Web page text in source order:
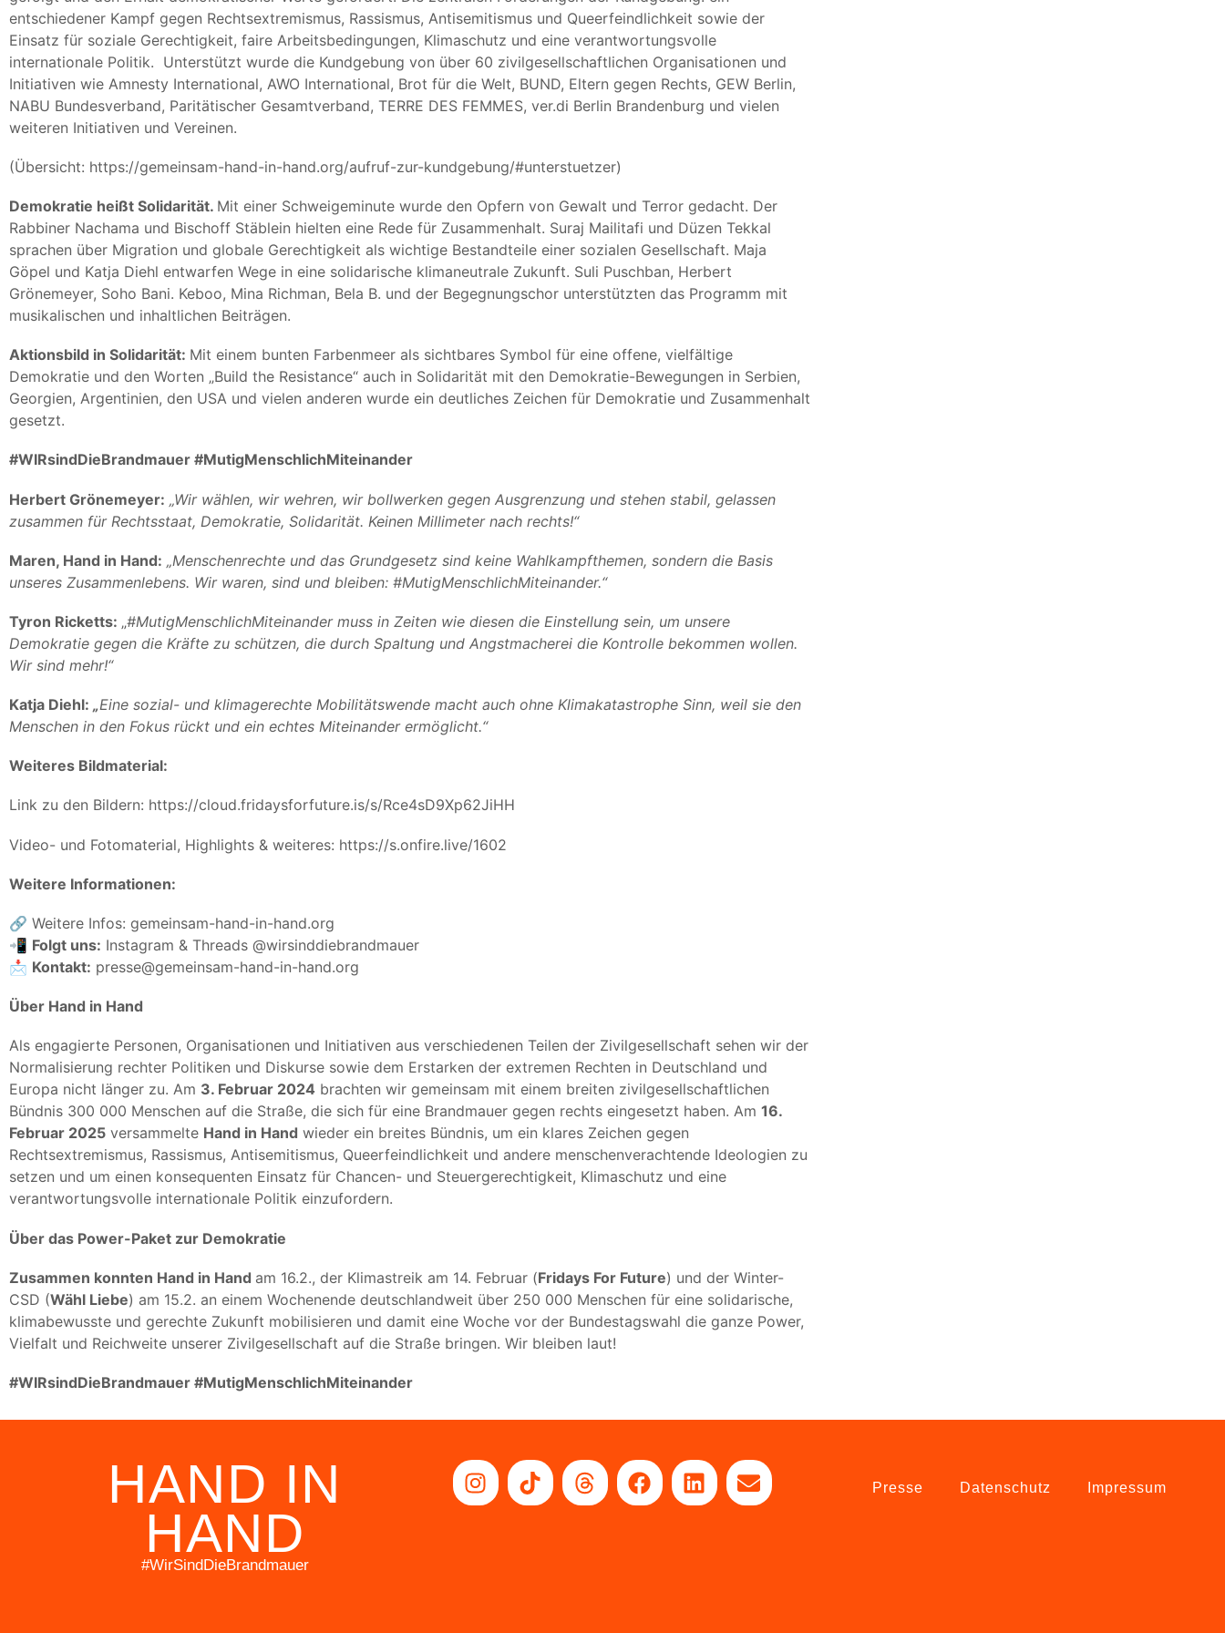
entschiedener Kampf gegen Rechtsextremismus, Rassismus, Antisemitismus und Queerfeindlichkeit sowie der
Einsatz für soziale Gerechtigkeit, faire Arbeitsbedingungen, Klimaschutz und eine verantwortungsvolle
internationale Politik. Unterstützt wurde die Kundgebung von über 60 zivilgesellschaftlichen Organisationen und
Initiativen wie Amnesty International, AWO International, Brot für die Welt, BUND, Eltern gegen Rechts, GEW Berlin,
NABU Bundesverband, Paritätischer Gesamtverband, TERRE DES FEMMES, ver.di Berlin Brandenburg und vielen
weiteren Initiativen und Vereinen.
(Übersicht: https://gemeinsam-hand-in-hand.org/aufruf-zur-kundgebung/#unterstuetzer)
Demokratie heißt Solidarität. Mit einer Schweigeminute wurde den Opfern von Gewalt und Terror gedacht. Der
Rabbiner Nachama und Bischoff Stäblein hielten eine Rede für Zusammenhalt. Suraj Mailitafi und Düzen Tekkal
sprachen über Migration und globale Gerechtigkeit als wichtige Bestandteile einer sozialen Gesellschaft. Maja
Göpel und Katja Diehl entwarfen Wege in eine solidarische klimaneutrale Zukunft. Suli Puschban, Herbert
Grönemeyer, Soho Bani. Keboo, Mina Richman, Bela B. und der Begegnungschor unterstützten das Programm mit
musikalischen und inhaltlichen Beiträgen.
Aktionsbild in Solidarität: Mit einem bunten Farbenmeer als sichtbares Symbol für eine offene, vielfältige
Demokratie und den Worten „Build the Resistance“ auch in Solidarität mit den Demokratie-Bewegungen in Serbien,
Georgien, Argentinien, den USA und vielen anderen wurde ein deutliches Zeichen für Demokratie und Zusammenhalt
gesetzt.
#WIRsindDieBrandmauer #MutigMenschlichMiteinander
Herbert Grönemeyer: „Wir wählen, wir wehren, wir bollwerken gegen Ausgrenzung und stehen stabil, gelassen
zusammen für Rechtsstaat, Demokratie, Solidarität. Keinen Millimeter nach rechts!“
Maren, Hand in Hand: „Menschenrechte und das Grundgesetz sind keine Wahlkampfthemen, sondern die Basis
unseres Zusammenlebens. Wir waren, sind und bleiben: #MutigMenschlichMiteinander.“
Tyron Ricketts: „#MutigMenschlichMiteinander muss in Zeiten wie diesen die Einstellung sein, um unsere
Demokratie gegen die Kräfte zu schützen, die durch Spaltung und Angstmacherei die Kontrolle bekommen wollen.
Wir sind mehr!“
Katja Diehl: „Eine sozial- und klimagerechte Mobilitätswende macht auch ohne Klimakatastrophe Sinn, weil sie den
Menschen in den Fokus rückt und ein echtes Miteinander ermöglicht.“
Weiteres Bildmaterial:
Link zu den Bildern: https://cloud.fridaysforfuture.is/s/Rce4sD9Xp62JiHH
Video- und Fotomaterial, Highlights & weiteres: https://s.onfire.live/1602
Weitere Informationen:
🔗 Weitere Infos: gemeinsam-hand-in-hand.org
📲 Folgt uns: Instagram & Threads @wirsinddiebrandmauer
📩 Kontakt: presse@gemeinsam-hand-in-hand.org
Über Hand in Hand
Als engagierte Personen, Organisationen und Initiativen aus verschiedenen Teilen der Zivilgesellschaft sehen wir der
Normalisierung rechter Politiken und Diskurse sowie dem Erstarken der extremen Rechten in Deutschland und
Europa nicht länger zu. Am 3. Februar 2024 brachten wir gemeinsam mit einem breiten zivilgesellschaftlichen
Bündnis 300 000 Menschen auf die Straße, die sich für eine Brandmauer gegen rechts eingesetzt haben. Am 16.
Februar 2025 versammelte Hand in Hand wieder ein breites Bündnis, um ein klares Zeichen gegen
Rechtsextremismus, Rassismus, Antisemitismus, Queerfeindlichkeit und andere menschenverachtende Ideologien zu
setzen und um einen konsequenten Einsatz für Chancen- und Steuergerechtigkeit, Klimaschutz und eine
verantwortungsvolle internationale Politik einzufordern.
Über das Power-Paket zur Demokratie
Zusammen konnten Hand in Hand am 16.2., der Klimastreik am 14. Februar (Fridays For Future) und der Winter-
CSD (Wähl Liebe) am 15.2. an einem Wochenende deutschlandweit über 250 000 Menschen für eine solidarische,
klimabewusste und gerechte Zukunft mobilisieren und damit eine Woche vor der Bundestagswahl die ganze Power,
Vielfalt und Reichweite unserer Zivilgesellschaft auf die Straße bringen. Wir bleiben laut!
#WIRsindDieBrandmauer #MutigMenschlichMiteinander
HAND IN
HAND
#WirSindDieBrandmauer
Presse Datenschutz Impressum